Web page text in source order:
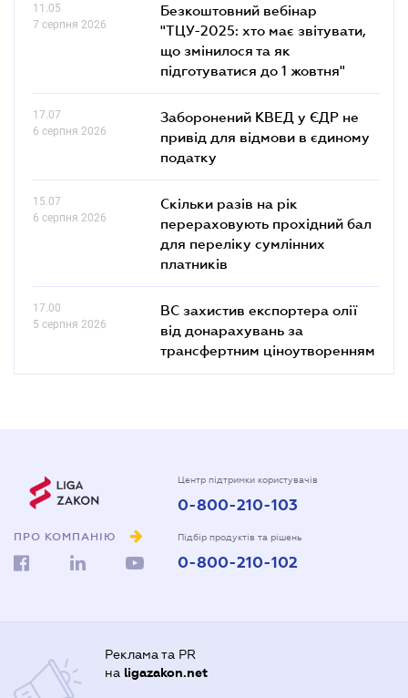
11.05
7 серпня 2026
Безкоштовний вебінар
"ТЦУ-2025: хто має звітувати,
що змінилося та як
підготуватися до 1 жовтня"
17.07
6 серпня 2026
Заборонений КВЕД у ЄДР не
привід для відмови в єдиному
податку
15.07
6 серпня 2026
Скільки разів на рік
перераховують прохідний бал
для переліку сумлінних
платників
17.00
5 серпня 2026
ВС захистив експортера олії
від донарахувань за
трансфертним ціноутворенням
ПРО КОМПАНІЮ
Центр підтримки користувачів
0-800-210-103
Підбір продуктів та рішень
0-800-210-102
Реклама та PR
на ligazakon.net